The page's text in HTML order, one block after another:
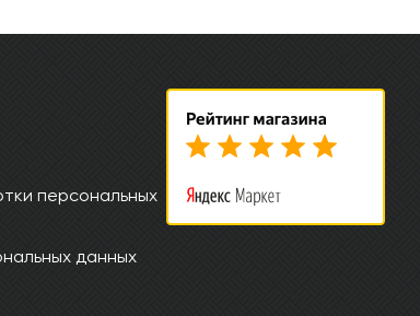
персональных
данных